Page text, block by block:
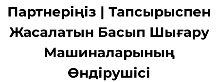
Партнеріңіз | Тапсырыспен
Жасалатын Басып Шығару
Машиналарының
Өндірушісі